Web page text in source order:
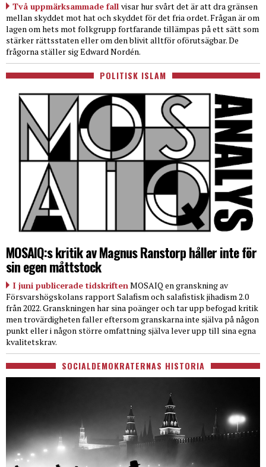
Två uppmärksammade fall visar hur svårt det är att dra gränsen
mellan skyddet mot hat och skyddet för det fria ordet. Frågan är om
lagen om hets mot folkgrupp fortfarande tillämpas på ett sätt som
stärker rättsstaten eller om den blivit alltför oförutsägbar. De
frågorna ställer sig Edward Nordén.
POLITISK ISLAM
MOSAIQ:s kritik av Magnus Ranstorp håller inte för
sin egen måttstock
I juni publicerade tidskriften MOSAIQ en granskning av
Försvarshögskolans rapport Salafism och salafistisk jihadism 2.0
från 2022. Granskningen har sina poänger och tar upp befogad kritik
men trovärdigheten faller eftersom granskarna inte själva på någon
punkt eller i någon större omfattning själva lever upp till sina egna
kvalitetskrav.
SOCIALDEMOKRATERNAS HISTORIA